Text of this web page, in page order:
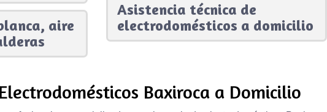
aire
Asistencia técnica de
electrodomésticos a domicilio
Baxiroca a Domicilio